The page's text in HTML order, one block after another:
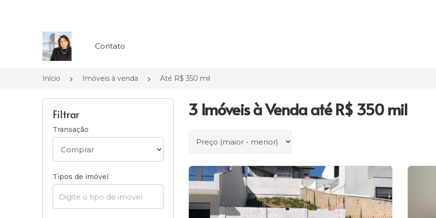
Página inicial
Contato
Início Imóveis à venda Até R$ 350 mil
Filtrar
Transação
Tipos de imóvel
3 Imóveis à Venda até R$ 350 mil
Ordenar por